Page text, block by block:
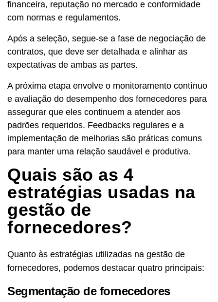
financeira, reputação no mercado e conformidade
com normas e regulamentos.
Após a seleção, segue-se a fase de negociação de
contratos, que deve ser detalhada e alinhar as
expectativas de ambas as partes.
A próxima etapa envolve o monitoramento contínuo
e avaliação do desempenho dos fornecedores para
assegurar que eles continuem a atender aos
padrões requeridos. Feedbacks regulares e a
implementação de melhorias são práticas comuns
para manter uma relação saudável e produtiva.
Quais são as 4
estratégias usadas na
gestão de
fornecedores?
Quanto às estratégias utilizadas na gestão de
fornecedores, podemos destacar quatro principais:
Segmentação de fornecedores